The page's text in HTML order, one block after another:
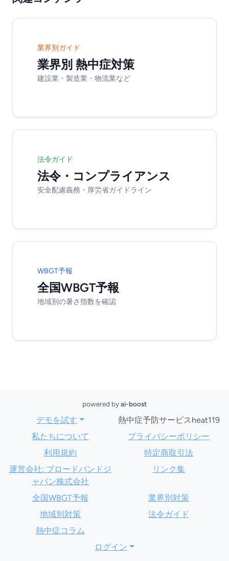
業界別ガイド
業界別 熱中症対策
建設業・製造業・物流業など
法令ガイド
法令・コンプライアンス
安全配慮義務・厚労省ガイドライン
WBGT予報
全国WBGT予報
地域別の暑さ指数を確認
powered byai-boost
デモを試す
熱中症予防サービスheat119
私たちについて
プライバシーポリシー
利用規約
特定商取引法
運営会社: ブロードバンドジ
ャパン株式会社
リンク集
全国WBGT予報
業界別対策
地域別対策
法令ガイド
熱中症コラム
ログイン